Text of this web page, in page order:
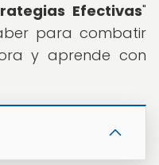
Efectivas"
para combatir
y aprende con